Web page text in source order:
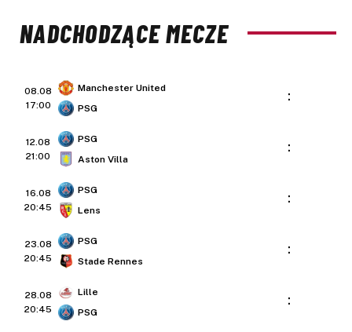
NADCHODZĄCE MECZE
08.08
17:00
Manchester United
PSG
:
12.08
21:00
PSG
Aston Villa
:
16.08
20:45
PSG
Lens
:
23.08
20:45
PSG
Stade Rennes
:
28.08
20:45
Lille
PSG
: